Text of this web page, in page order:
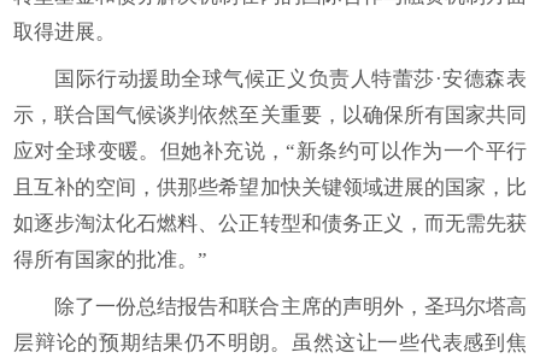
取得进展。
国际行动援助全球气候正义负责人特蕾莎·安德森表
示，联合国气候谈判依然至关重要，以确保所有国家共同
应对全球变暖。但她补充说，“新条约可以作为一个平行
且互补的空间，供那些希望加快关键领域进展的国家，比
如逐步淘汰化石燃料、公正转型和债务正义，而无需先获
得所有国家的批准。”
除了一份总结报告和联合主席的声明外，圣玛尔塔高
层辩论的预期结果仍不明朗。虽然这让一些代表感到焦